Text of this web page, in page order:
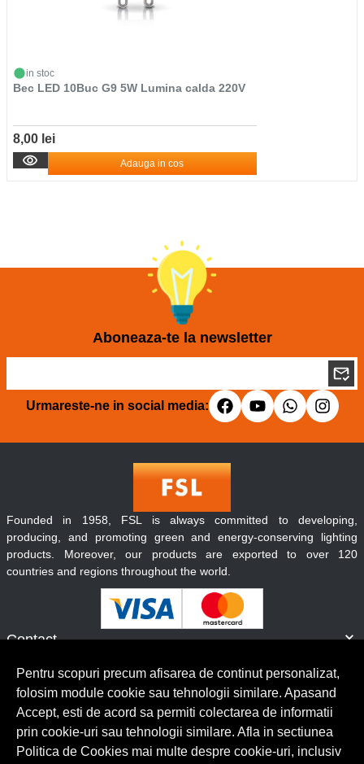
in stoc
Bec LED 10Buc G9 5W Lumina calda 220V
8,00 lei
Adauga in cos
Aboneaza-te la newsletter
Urmareste-ne in social media:
Contact
Servicii clienti
Founded in 1958, FSL is always committed to developing,
producing, and promoting green and energy-conserving lighting
products. Moreover, our products are exported to over 120
countries and regions throughout the world.
© Copyright 2026 Lumilux. Toate drepturile rezervate.
Pentru scopuri precum afisarea de continut personalizat,
folosim module cookie sau tehnologii similare. Apasand
Accept, esti de acord sa permiti colectarea de informatii
prin cookie-uri sau tehnologii similare. Afla in sectiunea
Politica de Cookies mai multe despre cookie-uri, inclusiv